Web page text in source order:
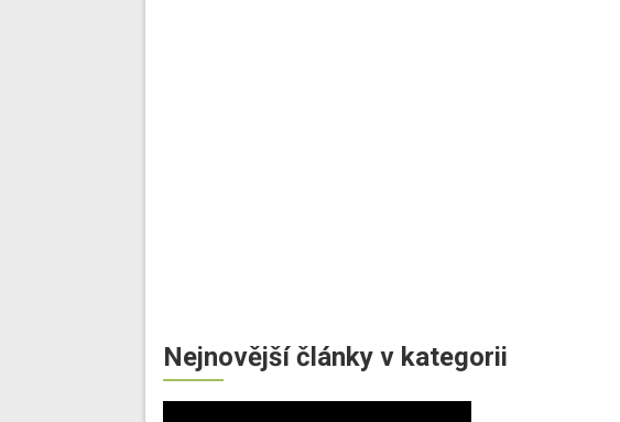
Nejnovější články v kategorii